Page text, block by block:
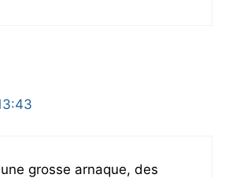
grosse arnaque, des